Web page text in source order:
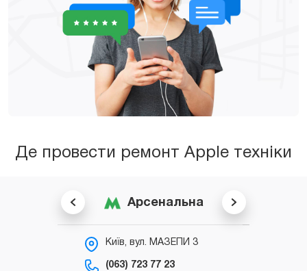
Де провести ремонт Apple техніки
Арсенальна
Київ, вул. МАЗЕПИ 3
(063) 723 77 23